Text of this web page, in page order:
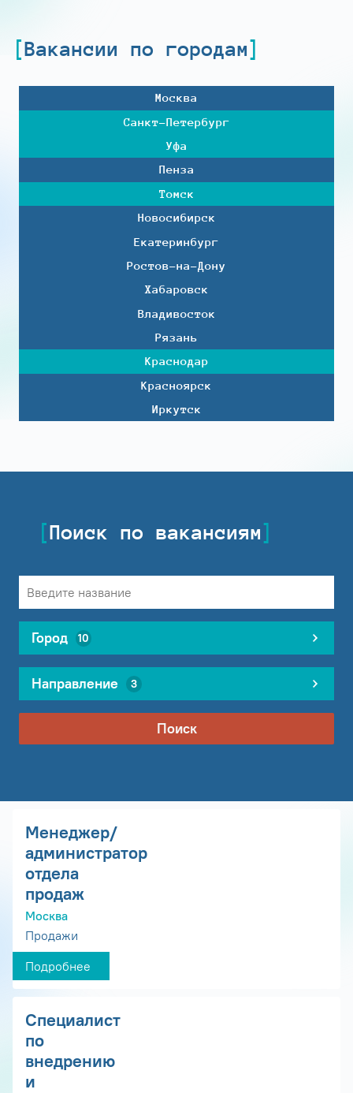
Вакансии по городам
Москва
Санкт-Петербург
Уфа
Пенза
Томск
Новосибирск
Екатеринбург
Ростов-на-Дону
Хабаровск
Владивосток
Рязань
Краснодар
Красноярск
Иркутск
Поиск по вакансиям
Город 10
Направление 3
Поиск
Менеджер/
администратор
отдела
продаж
Москва
Продажи
Подробнее
Специалист
по
внедрению
и